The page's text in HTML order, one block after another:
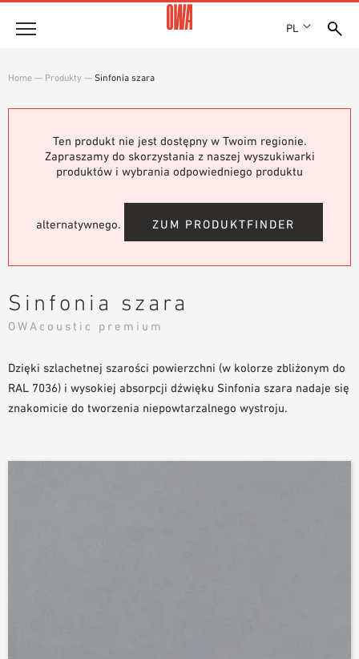
PL
LOKALIZACJE
Produkty
PRZEGLĄD PRODUKTÓW
WYSZUKIWANIE Z PRZEWODNIKIEM
Rozwiązania
TEKSTY PRZETARGOWE
PLIKI DO POBRANIA
NARZĘDZIA DO PROJEKTOWANIA
Home — Produkty — Sinfonia szara
Ten produkt nie jest dostępny w Twoim regionie.
Zapraszamy do skorzystania z naszej wyszukiwarki
produktów i wybrania odpowiedniego produktu
alternatywnego. ZUM PRODUKTFINDER
Sinfonia szara
OWAcoustic premium
Dzięki szlachetnej szarości powierzchni (w kolorze zbliżonym do
RAL 7036) i wysokiej absorpcji dźwięku Sinfonia szara nadaje się
znakomicie do tworzenia niepowtarzalnego wystroju.